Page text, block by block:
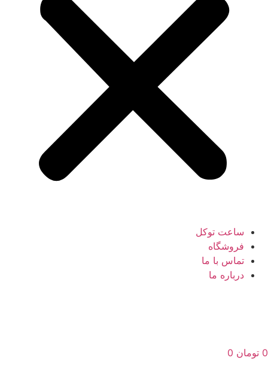
ساعت توکل
فروشگاه
تماس با ما
درباره ما
0 تومان 0